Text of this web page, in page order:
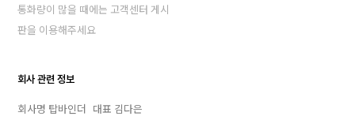
통화량이 많을 때에는 고객센터 게시
판을 이용해주세요
회사 관련 정보
회사명 탑바인더 대표 김다은